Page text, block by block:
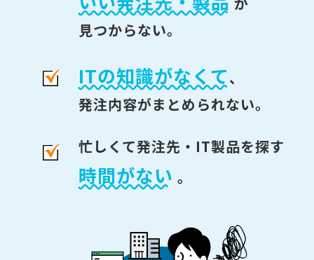
見つからない。
ITの知識がなくて、
発注内容がまとめられない。
忙しくて発注先・IT製品を探す
時間がない 。